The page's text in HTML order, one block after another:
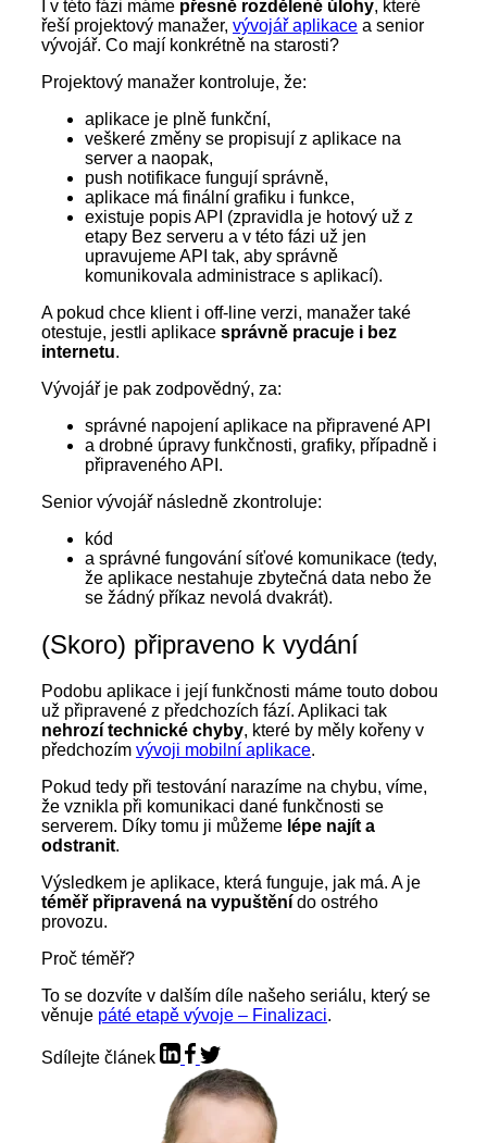
I v této fázi máme přesně rozdělené úlohy, které
řeší projektový manažer, vývojář aplikace a senior
vývojář. Co mají konkrétně na starosti?
Projektový manažer kontroluje, že:
aplikace je plně funkční,
veškeré změny se propisují z aplikace na
server a naopak,
push notifikace fungují správně,
aplikace má finální grafiku i funkce,
existuje popis API (zpravidla je hotový už z
etapy Bez serveru a v této fázi už jen
upravujeme API tak, aby správně
komunikovala administrace s aplikací).
A pokud chce klient i off-line verzi, manažer také
otestuje, jestli aplikace správně pracuje i bez
internetu.
Vývojář je pak zodpovědný, za:
správné napojení aplikace na připravené API
a drobné úpravy funkčnosti, grafiky, případně i
připraveného API.
Senior vývojář následně zkontroluje:
kód
a správné fungování síťové komunikace (tedy,
že aplikace nestahuje zbytečná data nebo že
se žádný příkaz nevolá dvakrát).
(Skoro) připraveno k vydání
Podobu aplikace i její funkčnosti máme touto dobou
už připravené z předchozích fází. Aplikaci tak
nehrozí technické chyby, které by měly kořeny v
předchozím vývoji mobilní aplikace.
Pokud tedy při testování narazíme na chybu, víme,
že vznikla při komunikaci dané funkčnosti se
serverem. Díky tomu ji můžeme lépe najít a
odstranit.
Výsledkem je aplikace, která funguje, jak má. A je
téměř připravená na vypuštění do ostrého
provozu.
Proč téměř?
To se dozvíte v dalším díle našeho seriálu, který se
věnuje páté etapě vývoje – Finalizaci.
Sdílejte článek